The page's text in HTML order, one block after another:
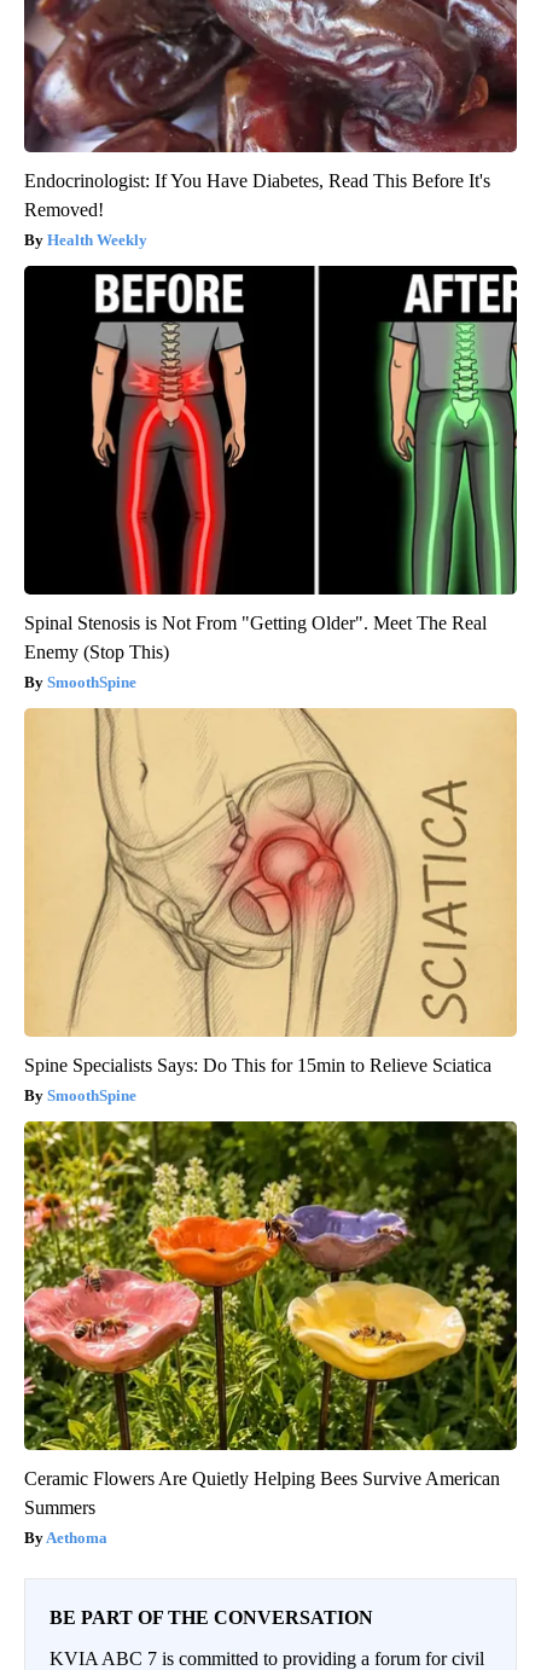
Endocrinologist: If You Have Diabetes, Read This Before It's
Removed!
Health Weekly
Spinal Stenosis is Not From "Getting Older". Meet The Real
Enemy (Stop This)
SmoothSpine
Spine Specialists Says: Do This for 15min to Relieve Sciatica
SmoothSpine
Ceramic Flowers Are Quietly Helping Bees Survive American
Summers
Aethoma
BE PART OF THE CONVERSATION
KVIA ABC 7 is committed to providing a forum for civil